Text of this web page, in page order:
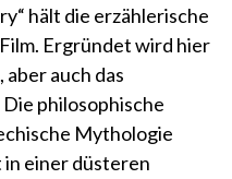
hält die erzählerische
Ergründet wird hier
auch das
philosophische
Mythologie
einer düsteren